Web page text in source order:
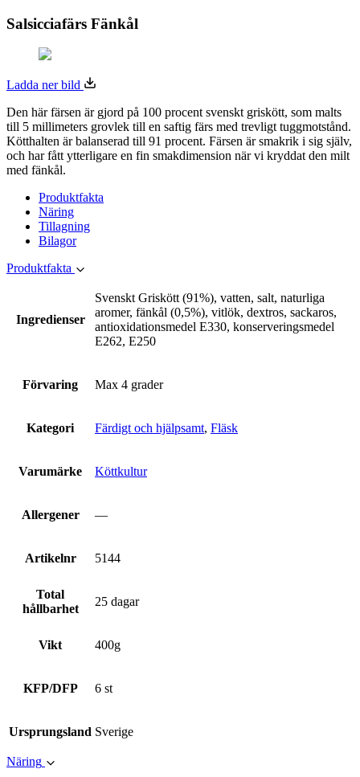
Salsicciafärs Fänkål
Ladda ner bild
Den här färsen är gjord på 100 procent svenskt griskött, som malts
till 5 millimeters grovlek till en saftig färs med trevligt tuggmotstånd.
Kötthalten är balanserad till 91 procent. Färsen är smakrik i sig själv,
och har fått ytterligare en fin smakdimension när vi kryddat den milt
med fänkål.
Produktfakta
Näring
Tillagning
Bilagor
Produktfakta
Ingredienser
Svenskt Griskött (91%), vatten, salt, naturliga
aromer, fänkål (0,5%), vitlök, dextros, sackaros,
antioxidationsmedel E330, konserveringsmedel
E262, E250
Förvaring Max 4 grader
Kategori Färdigt och hjälpsamt, Fläsk
Varumärke Köttkultur
Allergener —
Artikelnr 5144
Total
hållbarhet
25 dagar
Vikt 400g
KFP/DFP 6 st
Ursprungsland Sverige
Näring